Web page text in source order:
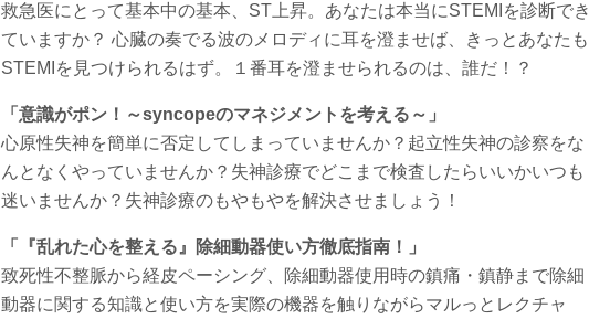
救急医にとって基本中の基本、ST上昇。あなたは本当にSTEMIを診断でき
ていますか？ 心臓の奏でる波のメロディに耳を澄ませば、きっとあなたも
STEMIを見つけられるはず。１番耳を澄ませられるのは、誰だ！？
「意識がポン！～syncopeのマネジメントを考える～」
心原性失神を簡単に否定してしまっていませんか？起立性失神の診察をな
んとなくやっていませんか？失神診療でどこまで検査したらいいかいつも
迷いませんか？失神診療のもやもやを解決させましょう！
「『乱れた心を整える』除細動器使い方徹底指南！」
致死性不整脈から経皮ペーシング、除細動器使用時の鎮痛・鎮静まで除細
動器に関する知識と使い方を実際の機器を触りながらマルっとレクチャ